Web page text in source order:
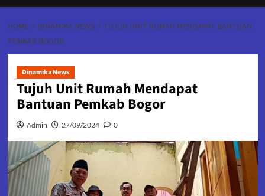
HOME DINAMIKA NEWS
TUJUH UNIT RUMAH MENDAPAT BANTUAN
PEMKAB BOGOR
Dinamika News
Tujuh Unit Rumah Mendapat
Bantuan Pemkab Bogor
Admin 27/09/2024 0